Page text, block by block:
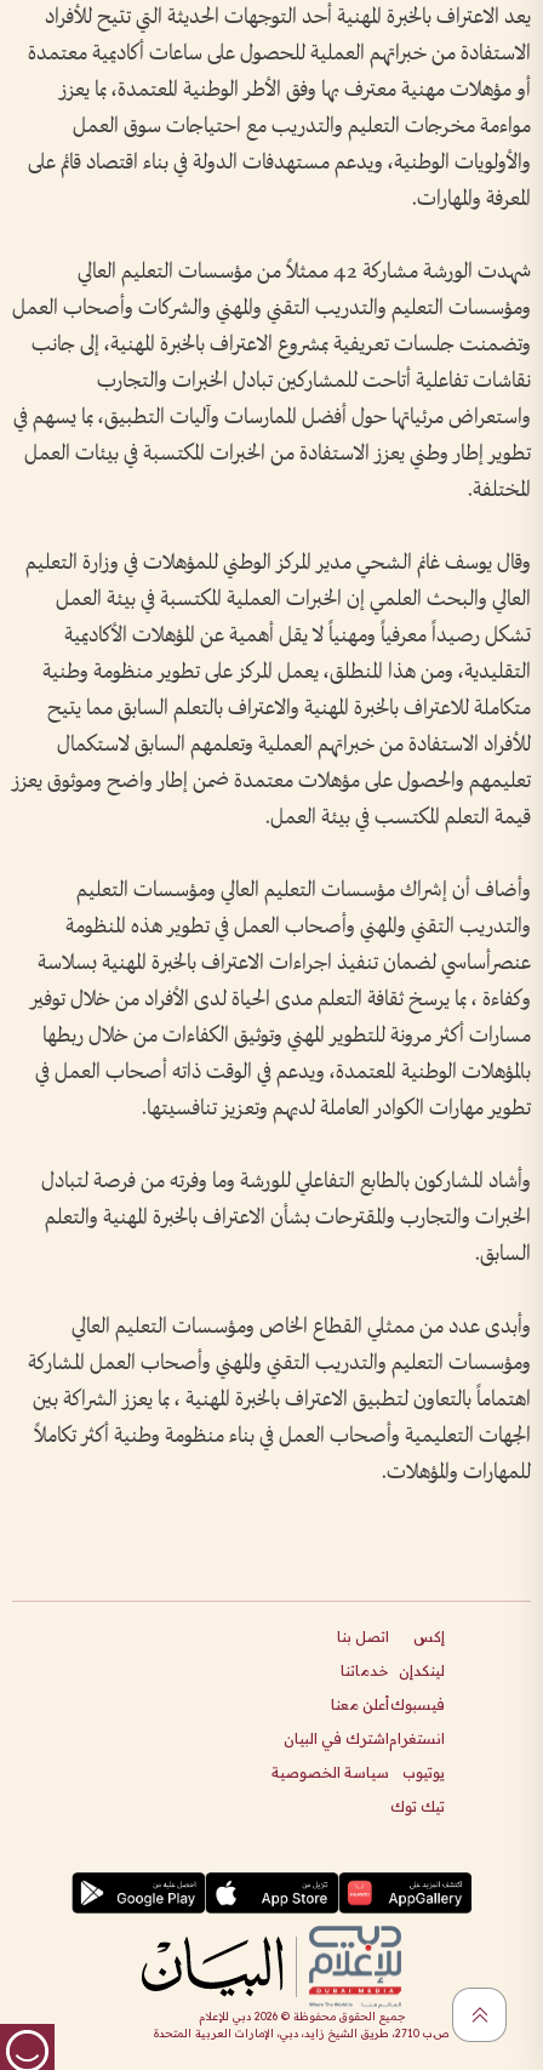
يعد الاعتراف بالخبرة المهنية أحد التوجهات الحديثة التي تتيح للأفراد
الاستفادة من خبراتهم العملية للحصول على ساعات أكاديمية معتمدة
أو مؤهلات مهنية معترف بها وفق الأطر الوطنية المعتمدة، بما يعزز
مواءمة مخرجات التعليم والتدريب مع احتياجات سوق العمل
والأولويات الوطنية، ويدعم مستهدفات الدولة في بناء اقتصاد قائم على
المعرفة والمهارات.
شهدت الورشة مشاركة 42 ممثلاً من مؤسسات التعليم العالي
ومؤسسات التعليم والتدريب التقني والمهني والشركات وأصحاب العمل
وتضمنت جلسات تعريفية بمشروع الاعتراف بالخبرة المهنية، إلى جانب
نقاشات تفاعلية أتاحت للمشاركين تبادل الخبرات والتجارب
واستعراض مرئياتها حول أفضل الممارسات وآليات التطبيق، بما يسهم في
تطوير إطار وطني يعزز الاستفادة من الخبرات المكتسبة في بيئات العمل
المختلفة.
وقال يوسف غانم الشحي مدير المركز الوطني للمؤهلات في وزارة التعليم
العالي والبحث العلمي إن الخبرات العملية المكتسبة في بيئة العمل
تشكل رصيداً معرفياً ومهنياً لا يقل أهمية عن المؤهلات الأكاديمية
التقليدية، ومن هذا المنطلق، يعمل المركز على تطوير منظومة وطنية
متكاملة للاعتراف بالخبرة المهنية والاعتراف بالتعلم السابق مما يتيح
للأفراد الاستفادة من خبراتهم العملية وتعلمهم السابق لاستكمال
تعليمهم والحصول على مؤهلات معتمدة ضمن إطار واضح وموثوق يعزز
قيمة التعلم المكتسب في بيئة العمل.
وأضاف أن إشراك مؤسسات التعليم العالي ومؤسسات التعليم
والتدريب التقني والمهني وأصحاب العمل في تطوير هذه المنظومة
عنصرأساسي لضمان تنفيذ اجراءات الاعتراف بالخبرة المهنية بسلاسة
وكفاءة ، بما يرسخ ثقافة التعلم مدى الحياة لدى الأفراد من خلال توفير
مسارات أكثر مرونة للتطوير المهني وتوثيق الكفاءات من خلال ربطها
بالمؤهلات الوطنية المعتمدة، ويدعم في الوقت ذاته أصحاب العمل في
تطوير مهارات الكوادر العاملة لديهم وتعزيز تنافسيتها.
وأشاد المشاركون بالطابع التفاعلي للورشة وما وفرته من فرصة لتبادل
الخبرات والتجارب والمقترحات بشأن الاعتراف بالخبرة المهنية والتعلم
السابق.
وأبدى عدد من ممثلي القطاع الخاص ومؤسسات التعليم العالي
ومؤسسات التعليم والتدريب التقني والمهني وأصحاب العمل المشاركة
اهتماماً بالتعاون لتطبيق الاعتراف بالخبرة المهنية ، بما يعزز الشراكة بين
الجهات التعليمية وأصحاب العمل في بناء منظومة وطنية أكثر تكاملاً
للمهارات والمؤهلات.
إكس
لينكدإن
فيسبوك
انستغرام
يوتيوب
تيك توك
اتصل بنا
خدماتنا
أعلن معنا
اشترك في البيان
سياسة الخصوصية
جميع الحقوق محفوظة ©2026 دبي للإعلام
ص.ب 2710، طريق الشيخ زايد، دبي، الإمارات العربية المتحدة